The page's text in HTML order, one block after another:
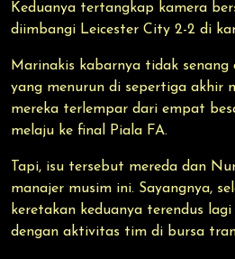
Keduanya tertangkap kamera
diimbangi Leicester City 2-2 di
Marinakis kabarnya tidak
yang menurun di sepertiga akhir
mereka terlempar dari empat
melaju ke final Piala FA.
Tapi, isu tersebut mereda dan
manajer musim ini. Sayangnya,
keretakan keduanya terendus
dengan aktivitas tim di bursa